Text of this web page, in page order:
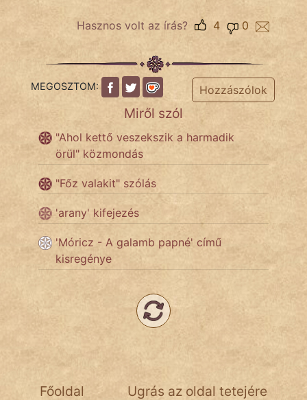
vörös ördög
nagyöreg
NapHold
Név nélkül
pszichopati
szegény legény
szemfüles
Hasznos volt az írás? 0
4
MEGOSZTOM: Hozzászólok
Miről szól
"Ahol kettő veszekszik a harmadik
örül" közmondás
"Főz valakit" szólás
'arany' kifejezés
'Móricz - A galamb papné' című
kisregénye
Ugrás az oldal tetejére
Főoldal